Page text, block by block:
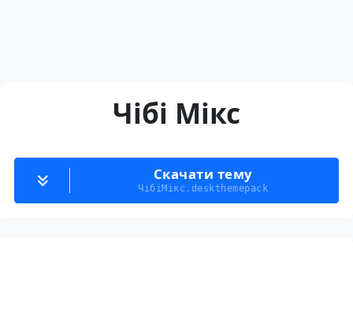
Чібі Мікс
Скачати тему
ЧібіМікс.deskthemepack